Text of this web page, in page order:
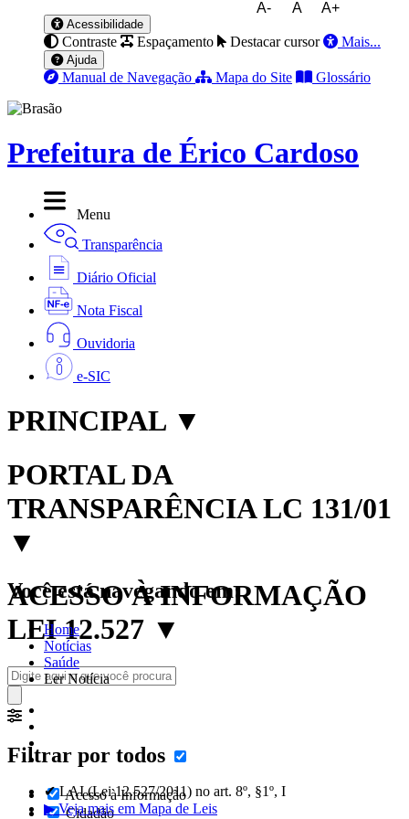
A- A A+
Acessibilidade
Contraste Espaçamento Destacar cursor Mais...
Ajuda
Manual de Navegação Mapa do Site Glossário
Prefeitura de Érico Cardoso
Menu
Transparência
Diário Oficial
Nota Fiscal
Ouvidoria
e-SIC
PRINCIPAL ▼
PORTAL DA
TRANSPARÊNCIA LC 131/01
▼
ACESSO À INFORMAÇÃO
LEI 12.527 ▼
Filtrar por todos
Acesso à Informação
Cidadão
Você está navegando em:
Home
Notícias
Saúde
Ler Notícia
✔ LAI (Lei 12.527/2011) no art. 8º, §1º, I
▶ Veja mais em Mapa de Leis